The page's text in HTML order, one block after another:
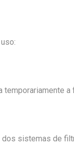
temporariamente
dos sistemas de